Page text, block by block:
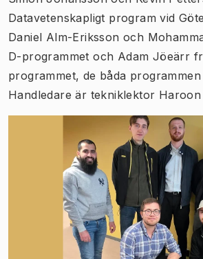
Datavetenskapligt program vid
Daniel Alm-Eriksson och
D-programmet och Adam Jöeärr
programmet, de båda
Handledare är tekniklektor Haroon